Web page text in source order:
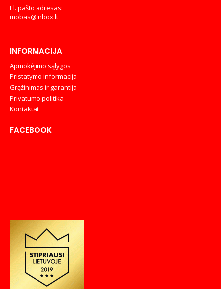
El. pašto adresas:
mobas@inbox.lt
INFORMACIJA
Apmokėjimo sąlygos
Pristatymo informacija
Grąžinimas ir garantija
Privatumo politika
Kontaktai
FACEBOOK